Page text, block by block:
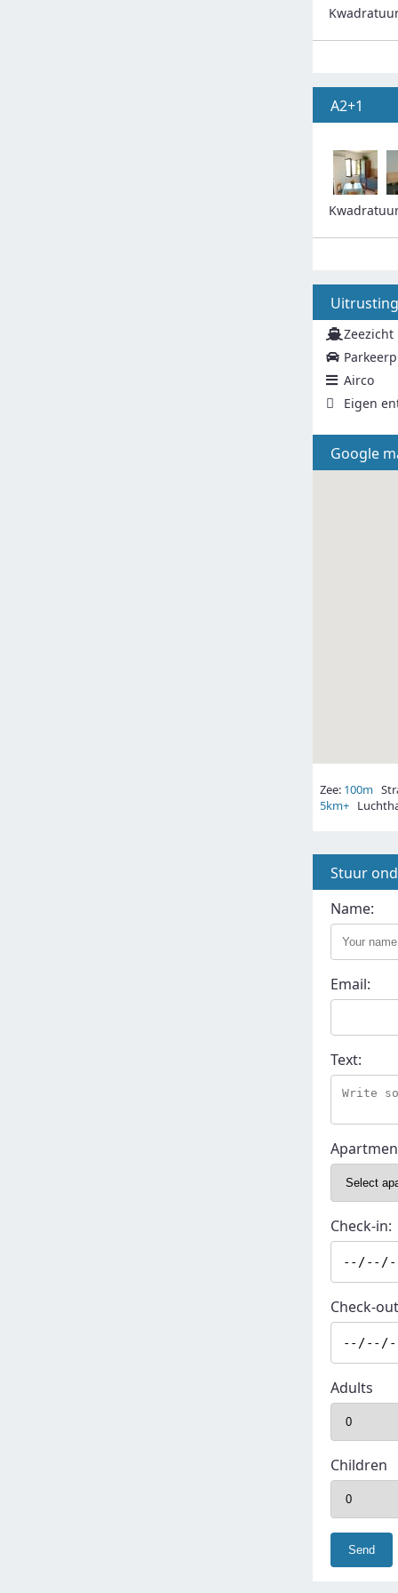
A2+1
Uitrusting
Zeezicht
Airco
Eigen
Google
Zee: 100m
5km+
Stuur
Name:
Email:
Text:
Check-in:
Check-
Adults
Children